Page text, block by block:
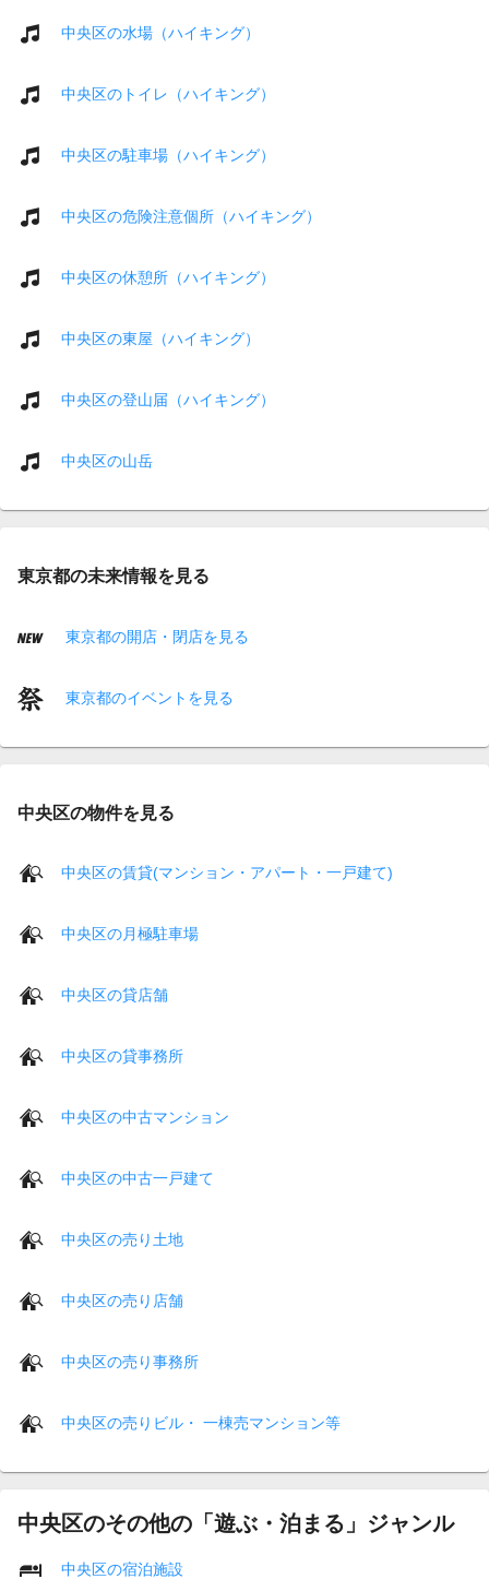
中央区の水場（ハイキング）
中央区のトイレ（ハイキング）
中央区の駐車場（ハイキング）
中央区の危険注意個所（ハイキング）
中央区の休憩所（ハイキング）
中央区の東屋（ハイキング）
中央区の登山届（ハイキング）
中央区の山岳
東京都の未来情報を見る
東京都の開店・閉店を見る
東京都のイベントを見る
中央区の物件を見る
中央区の賃貸(マンション・アパート・一戸建て)
中央区の月極駐車場
中央区の貸店舗
中央区の貸事務所
中央区の中古マンション
中央区の中古一戸建て
中央区の売り土地
中央区の売り店舗
中央区の売り事務所
中央区の売りビル・ 一棟売マンション等
中央区のその他の「遊ぶ・泊まる」ジャンル
中央区の宿泊施設